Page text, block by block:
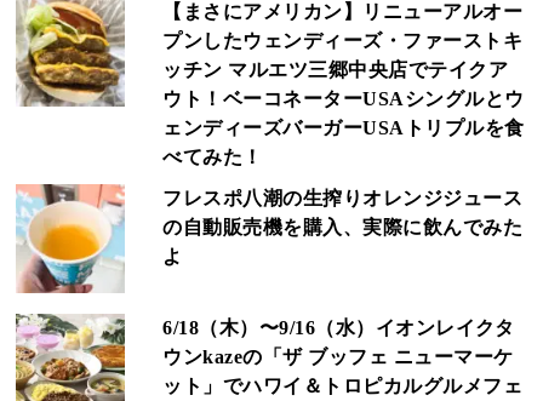
【まさにアメリカン】リニューアルオー
プンしたウェンディーズ・ファーストキ
ッチン マルエツ三郷中央店でテイクア
ウト！ベーコネーターUSAシングルとウ
ェンディーズバーガーUSAトリプルを食
べてみた！
フレスポ八潮の生搾りオレンジジュース
の自動販売機を購入、実際に飲んでみた
よ
6/18（木）〜9/16（水）イオンレイクタ
ウンkazeの「ザ ブッフェ ニューマーケ
ット」でハワイ＆トロピカルグルメフェ